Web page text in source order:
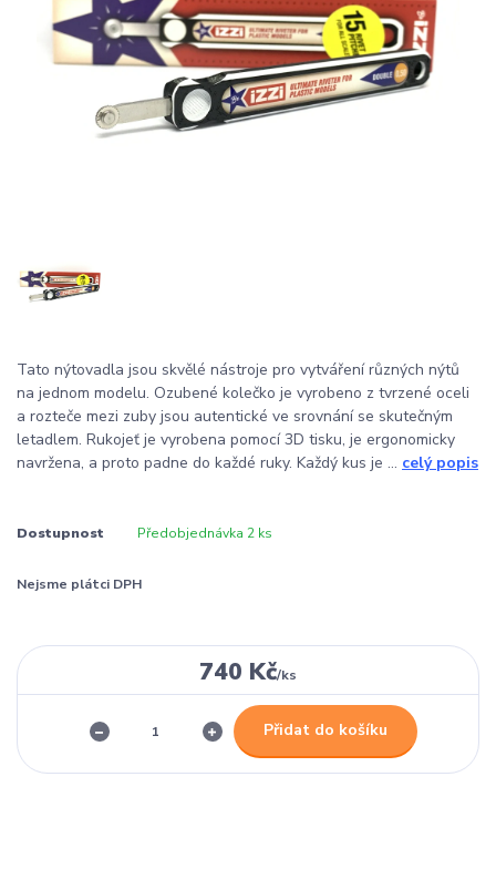
Tato nýtovadla jsou skvělé nástroje pro vytváření různých nýtů
na jednom modelu. Ozubené kolečko je vyrobeno z tvrzené oceli
a rozteče mezi zuby jsou autentické ve srovnání se skutečným
letadlem. Rukojeť je vyrobena pomocí 3D tisku, je ergonomicky
navržena, a proto padne do každé ruky. Každý kus je ... celý popis
Dostupnost Předobjednávka 2 ks
Nejsme plátci DPH
740 Kč/ks
Přidat do košíku